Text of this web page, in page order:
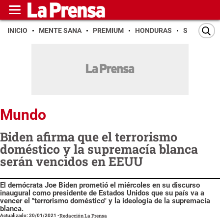
INICIO MENTE SANA PREMIUM HONDURAS SAN PEDRO
Mundo
Biden afirma que el terrorismo
doméstico y la supremacía blanca
serán vencidos en EEUU
El demócrata Joe Biden prometió el miércoles en su discurso
inaugural como presidente de Estados Unidos que su país va a
vencer el "terrorismo doméstico" y la ideología de la supremacía
blanca.
Actualizado: 20/01/2021 -Redacción La Prensa